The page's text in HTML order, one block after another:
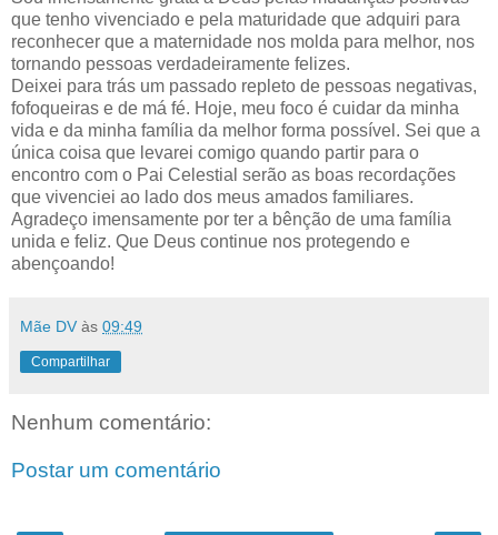
que tenho vivenciado e pela maturidade que adquiri para
reconhecer que a maternidade nos molda para melhor, nos
tornando pessoas verdadeiramente felizes.
Deixei para trás um passado repleto de pessoas negativas,
fofoqueiras e de má fé. Hoje, meu foco é cuidar da minha
vida e da minha família da melhor forma possível. Sei que a
única coisa que levarei comigo quando partir para o
encontro com o Pai Celestial serão as boas recordações
que vivenciei ao lado dos meus amados familiares.
Agradeço imensamente por ter a bênção de uma família
unida e feliz. Que Deus continue nos protegendo e
abençoando!
Mãe DV às 09:49
Compartilhar
Nenhum comentário:
Postar um comentário